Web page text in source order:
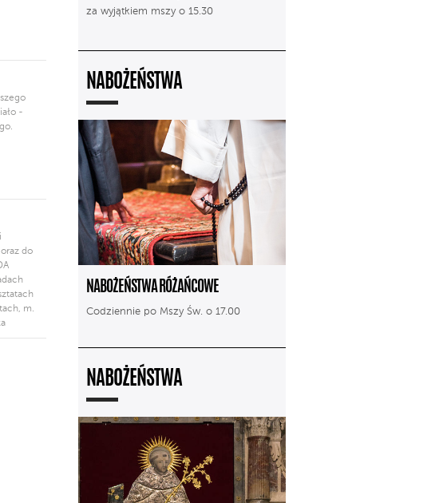
-
do
m.
za wyjątkiem mszy o 15.30
NABOŻEŃSTWA
NABOŻEŃSTWA RÓŻAŃCOWE
Codziennie po Mszy Św. o 17.00
NABOŻEŃSTWA